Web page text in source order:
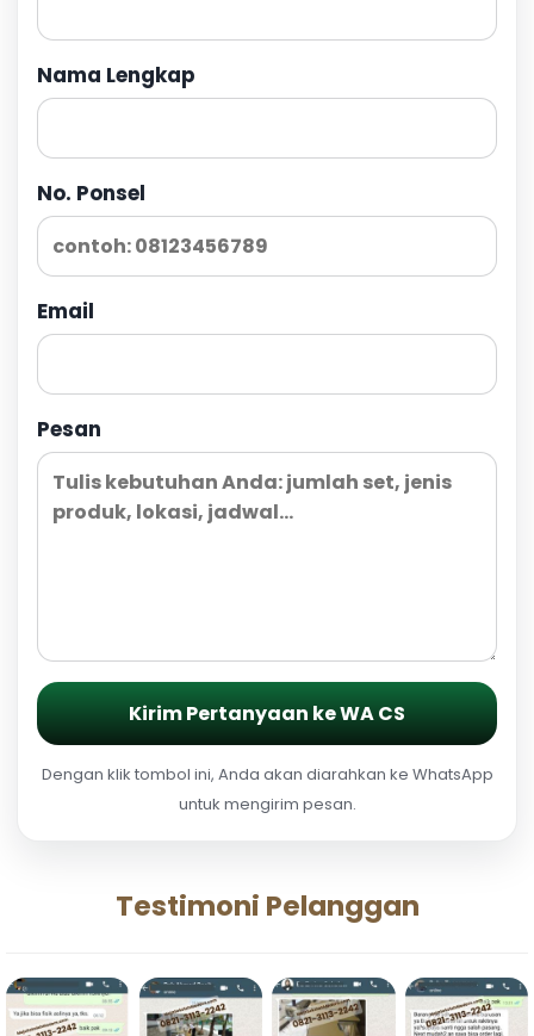
Nama Lengkap
No. Ponsel
Email
Pesan
Kirim Pertanyaan ke WA CS
Dengan klik tombol ini, Anda akan diarahkan ke WhatsApp
untuk mengirim pesan.
Testimoni Pelanggan